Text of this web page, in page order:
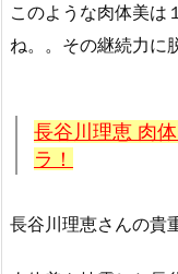
このような肉体美は
ね。。その継続力に
長谷川理恵 肉
ラ！
長谷川理恵さんの貴